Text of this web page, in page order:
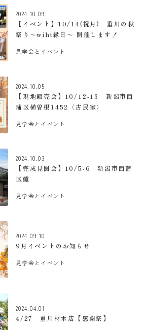
2024.10.09
【イベント】10/14(祝月) 重川の秋
祭り～wiht縁日～ 開催します！
見学会とイベント
2024.10.05
【現地販売会】10/12-13 新潟市西
蒲区横曽根1452〈古民家〉
見学会とイベント
2024.10.03
【完成見聞会】10/5-6 新潟市西蒲
区鱸
見学会とイベント
2024.09.10
9月イベントのお知らせ
見学会とイベント
2024.04.01
4/27 重川材木店【感謝祭】